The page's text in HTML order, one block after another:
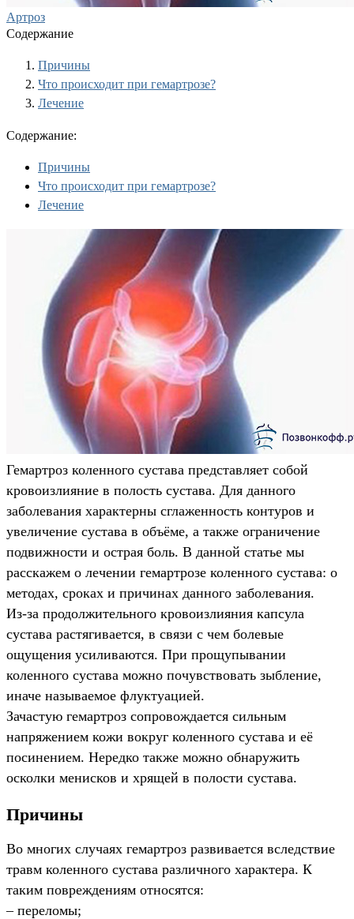
Артроз
Содержание
Причины
Что происходит при гемартрозе?
Лечение
Содержание:
Причины
Что происходит при гемартрозе?
Лечение
Гемартроз коленного сустава представляет собой
кровоизлияние в полость сустава. Для данного
заболевания характерны сглаженность контуров и
увеличение сустава в объёме, а также ограничение
подвижности и острая боль. В данной статье мы
расскажем о лечении гемартрозе коленного сустава: о
методах, сроках и причинах данного заболевания.
Из-за продолжительного кровоизлияния капсула
сустава растягивается, в связи с чем болевые
ощущения усиливаются. При прощупывании
коленного сустава можно почувствовать зыбление,
иначе называемое флуктуацией.
Зачастую гемартроз сопровождается сильным
напряжением кожи вокруг коленного сустава и её
посинением. Нередко также можно обнаружить
осколки менисков и хрящей в полости сустава.
Причины
Во многих случаях гемартроз развивается вследствие
травм коленного сустава различного характера. К
таким повреждениям относятся:
– переломы;